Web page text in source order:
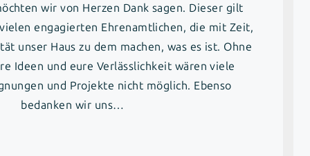
wir von Herzen Dank sagen. Dieser gilt
engagierten Ehrenamtlichen, die mit Zeit,
unser Haus zu dem machen, was es ist. Ohne
Ideen und eure Verlässlichkeit wären viele
und Projekte nicht möglich. Ebenso
bedanken wir uns…